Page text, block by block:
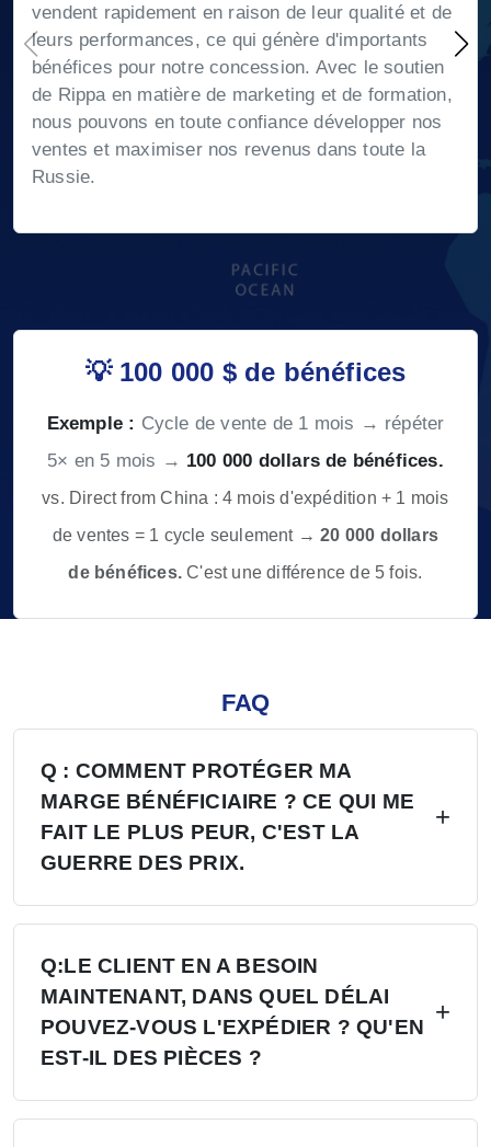
vendent rapidement en raison de leur qualité et de
leurs performances, ce qui génère d'importants
bénéfices pour notre concession. Avec le soutien
de Rippa en matière de marketing et de formation,
nous pouvons en toute confiance développer nos
ventes et maximiser nos revenus dans toute la
Russie.
💡 100 000 $ de bénéfices
Exemple : Cycle de vente de 1 mois → répéter
5× en 5 mois → 100 000 dollars de bénéfices.
vs. Direct from China : 4 mois d'expédition + 1 mois
de ventes = 1 cycle seulement →20 000 dollars
de bénéfices. C'est une différence de 5 fois.
FAQ
Q : COMMENT PROTÉGER MA
MARGE BÉNÉFICIAIRE ? CE QUI ME
FAIT LE PLUS PEUR, C'EST LA
GUERRE DES PRIX.
R : Quatre niveaux de protection - (1)
application du MAP/MSRP, pas de sous-cotation
; (2) territoire exclusif, pas de second
concessionnaire ; (3) l'usine ne vendra pas
directement dans votre région ; (4) blocage
Q:LE CLIENT EN A BESOIN
MAINTENANT, DANS QUEL DÉLAI
POUVEZ-VOUS L'EXPÉDIER ? QU'EN
EST-IL DES PIÈCES ?
R : Plus de 6 centres de distribution aux États-